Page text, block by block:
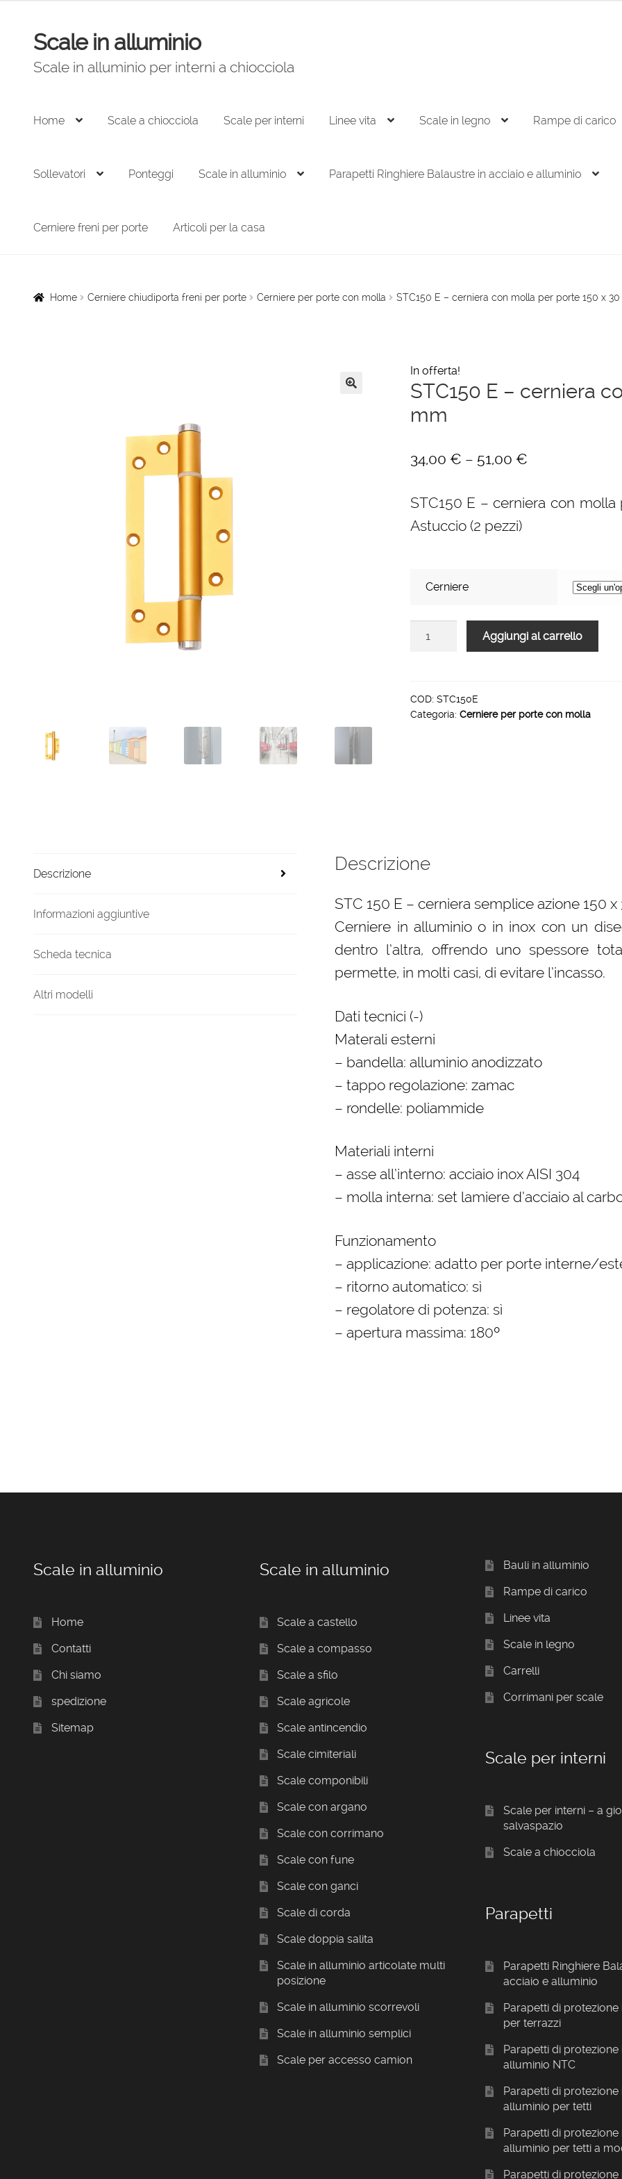
Vai
alla
navigazione
Vai
al
contenuto
Scale in alluminio
Scale in alluminio per interni a chiocciola
Home Scale a chiocciola Scale per interni Linee vita Scale in legno Rampe di carico
Sollevatori Ponteggi Scale in alluminio Parapetti Ringhiere Balaustre in acciaio e alluminio
Cerniere freni per porte Articoli per la casa
Home Cerniere chiudiporta freni per porte Cerniere per porte con molla STC150 E – cerniera con molla per porte 150 x
In offerta!
STC150 E – cerniera
mm
34,00 € – 51,00 €
STC150 E – cerniera con
Astuccio (2 pezzi)
Cerniere
con
molla
Aggiungi al carrello
COD: STC150E
Categoria: Cerniere per porte con molla
Descrizione
Informazioni aggiuntive
Scheda tecnica
Altri modelli
Descrizione
STC 150 E – cerniera semplice azione 150
Cerniere in alluminio o in inox con un
dentro l’altra, offrendo uno spessore
permette, in molti casi, di evitare l’incasso.
Dati tecnici (-)
Materali esterni
– bandella: alluminio anodizzato
– tappo regolazione: zamac
– rondelle: poliammide
Materiali interni
– asse all’interno: acciaio inox AISI 304
– molla interna: set lamiere d’acciaio al
Funzionamento
– applicazione: adatto per porte interne/
– ritorno automatico: sì
– regolatore di potenza: sì
– apertura massima: 180º
Scale in alluminio
Home
Contatti
Chi siamo
spedizione
Sitemap
Scale in alluminio
Scale a castello
Scale a compasso
Scale a sfilo
Scale agricole
Scale antincendio
Scale cimiteriali
Scale componibili
Scale con argano
Scale con corrimano
Scale con fune
Scale con ganci
Scale di corda
Scale doppia salita
Scale in alluminio articolate multi
posizione
Scale in alluminio scorrevoli
Scale in alluminio semplici
Scale per accesso camion
Bauli in alluminio
Rampe di carico
Linee vita
Scale in legno
Carrelli
Corrimani per scale
Scale per interni
Scale per interni – a
salvaspazio
Scale a chiocciola
Parapetti
Parapetti Ringhiere
acciaio e alluminio
Parapetti di protezione
per terrazzi
Parapetti di protezione
alluminio NTC
Parapetti di protezione
alluminio per tetti
Parapetti di protezione
alluminio per tetti a
Parapetti di protezione